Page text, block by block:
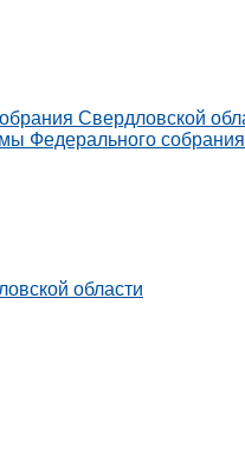
Свердловской
Федерального
области